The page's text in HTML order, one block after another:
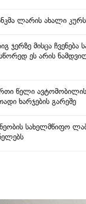
ლარის ახალი
ჯერზე მისცა
ეს არის
წელი
ხარჯების გარეშე
სახელმწიფო